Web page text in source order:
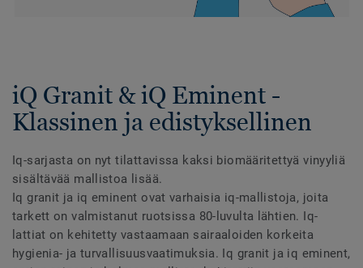
iQ Granit & iQ Eminent -
Klassinen ja edistyksellinen
Iq-sarjasta on nyt tilattavissa kaksi biomääritettyä vinyyliä
sisältävää mallistoa lisää.
Iq granit ja iq eminent ovat varhaisia iq-mallistoja, joita
tarkett on valmistanut ruotsissa 80-luvulta lähtien. Iq-
lattiat on kehitetty vastaamaan sairaaloiden korkeita
hygienia- ja turvallisuusvaatimuksia. Iq granit ja iq eminent,